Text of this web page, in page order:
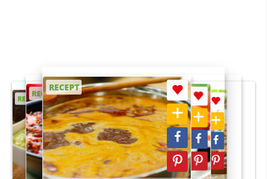
RECEPT
RECEPT
RECEPT
RECEPT
RECEPT